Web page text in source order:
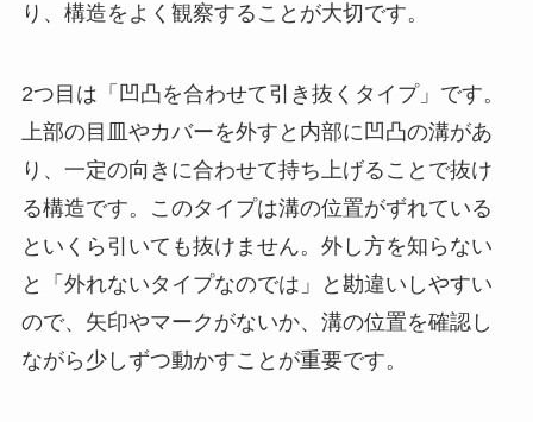
り、構造をよく観察することが大切です。
2つ目は「凹凸を合わせて引き抜くタイプ」です。
上部の目皿やカバーを外すと内部に凹凸の溝があ
り、一定の向きに合わせて持ち上げることで抜け
る構造です。このタイプは溝の位置がずれている
といくら引いても抜けません。外し方を知らない
と「外れないタイプなのでは」と勘違いしやすい
ので、矢印やマークがないか、溝の位置を確認し
ながら少しずつ動かすことが重要です。